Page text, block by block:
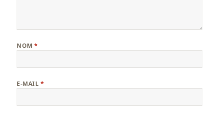
NOM*
E-MAIL *